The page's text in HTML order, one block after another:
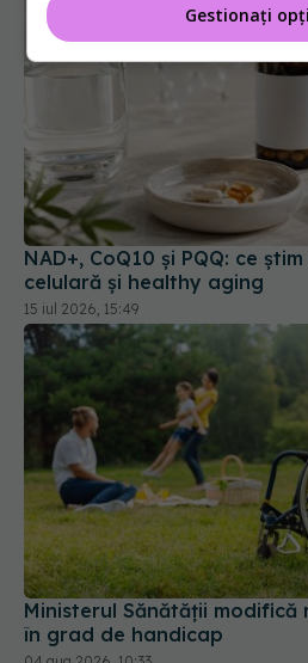
NAD+, CoQ10 și PQQ: ce
celulară și healthy aging
15 iul 2026, 15:49
Ministerul Sănătății
în grad de handicap
Gestionați